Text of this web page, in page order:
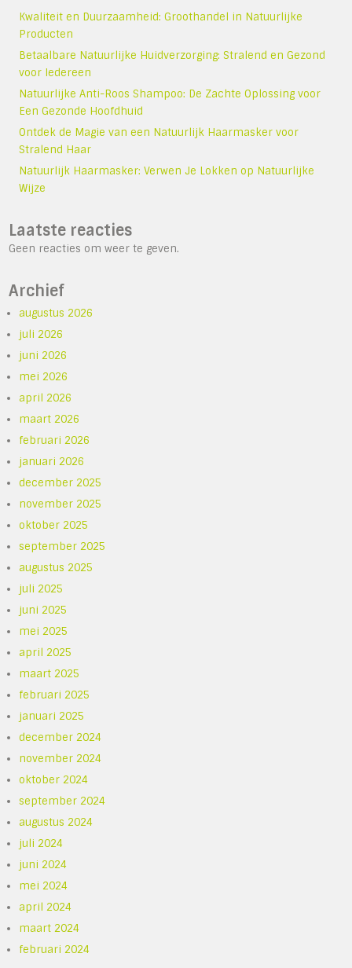
Kwaliteit en Duurzaamheid: Groothandel in Natuurlijke
Producten
Betaalbare Natuurlijke Huidverzorging: Stralend en Gezond
voor Iedereen
Natuurlijke Anti-Roos Shampoo: De Zachte Oplossing voor
Een Gezonde Hoofdhuid
Ontdek de Magie van een Natuurlijk Haarmasker voor
Stralend Haar
Natuurlijk Haarmasker: Verwen Je Lokken op Natuurlijke
Wijze
Laatste reacties
Geen reacties om weer te geven.
Archief
augustus 2026
juli 2026
juni 2026
mei 2026
april 2026
maart 2026
februari 2026
januari 2026
december 2025
november 2025
oktober 2025
september 2025
augustus 2025
juli 2025
juni 2025
mei 2025
april 2025
maart 2025
februari 2025
januari 2025
december 2024
november 2024
oktober 2024
september 2024
augustus 2024
juli 2024
juni 2024
mei 2024
april 2024
maart 2024
februari 2024